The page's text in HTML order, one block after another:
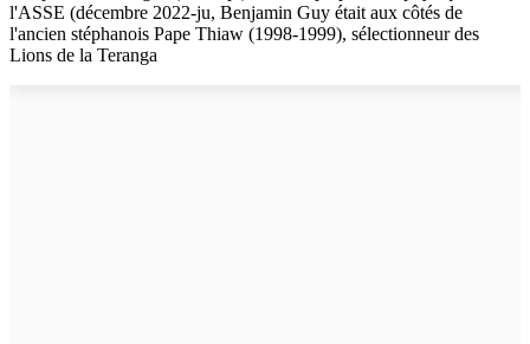
l'ASSE (décembre 2022-ju, Benjamin Guy était aux côtés de
l'ancien stéphanois Pape Thiaw (1998-1999), sélectionneur des
Lions de la Teranga